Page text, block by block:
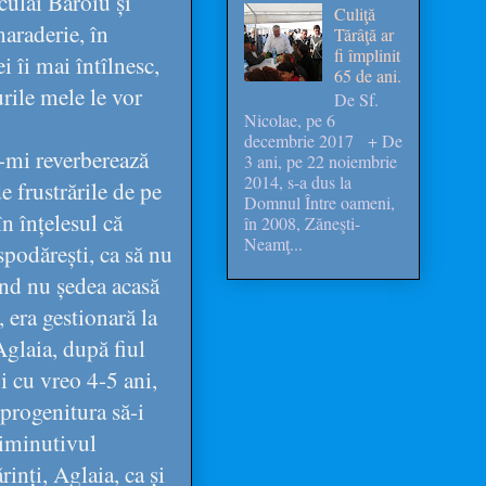
în
îi mai întîlnesc,
mele le vor
reverberează
frustrările de pe
înțelesul că
ca să nu
nu ședea acasă
gestionară la
după fiul
cu vreo 4-5 ani,
să-i
Aglaia, ca și
Culiţă
Tărâţă ar
fi împlinit
65 de ani.
De Sf.
Nicolae, pe 6
decembrie 2017 + De
3 ani, pe 22 noiembrie
2014, s-a dus la
Domnul Între oameni,
în 2008, Zăneşti-
Neamţ...